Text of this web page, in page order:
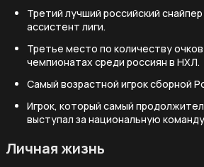
Третий лучший российский
ассистент лиги.
Третье место по количеству очков
чемпионатах среди россиян в НХЛ.
Самый возрастной игрок сборной
Игрок, который самый
выступал за национальную
Личная жизнь